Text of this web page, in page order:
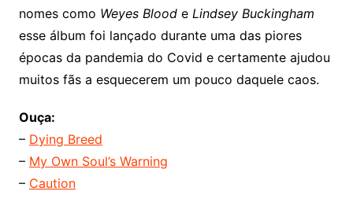
nomes como Weyes Bloode Lindsey Buckingham
esse álbum foi lançado durante uma das piores
épocas da pandemia do Covid e certamente ajudou
muitos fãs a esquecerem um pouco daquele caos.
Ouça:
– Dying Breed
– My Own Soul’s Warning
– Caution